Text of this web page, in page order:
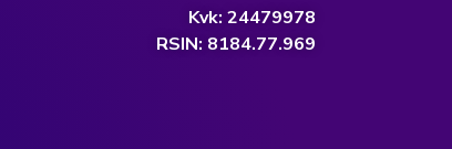
Kvk: 24479978
RSIN: 8184.77.969